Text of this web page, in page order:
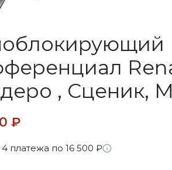
, Сценик,
₽
4 платежа по 16 500 ₽